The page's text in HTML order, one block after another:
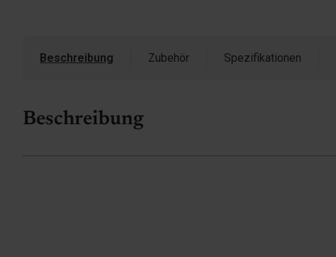
Beschreibung Zubehör Spezifikationen
Beschreibung